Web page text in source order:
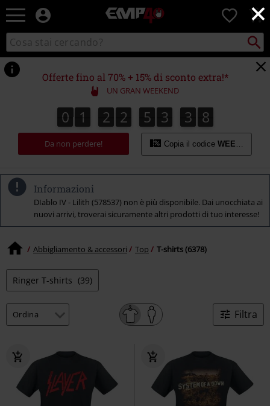
×
EMP
Musica,
Serie
TV
&
Videogame
merch
Abbigliamento
Alternativo
0
Cerca
nel
catalogo
Cerca
Punto
di
ritiro
Offerte fino al 70% + 15% di sconto extra!*
UN GRAN WEEKEND
0
0 1
1 2
2 2
2 5
5 3
3 3
4
3 6
7
6
8
7
Da non perdere! Copia il codice WEEKEND
Informazioni
DIablo IV - Lilith (578537) non è più disponibile. Dai unocchiata ai
nuovi arrivi, troverai sicuramente altri prodotti di tuo interesse!
Abbigliamento & accessori Top T-shirts (6378)
Ringer T-shirts (39)
Filtra